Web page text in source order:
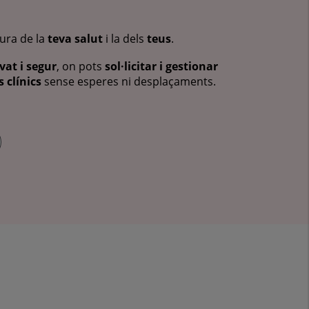
de la teva salut i la dels teus.
i segur, on pots sol·licitar i gestionar
clínics sense esperes ni desplaçaments.